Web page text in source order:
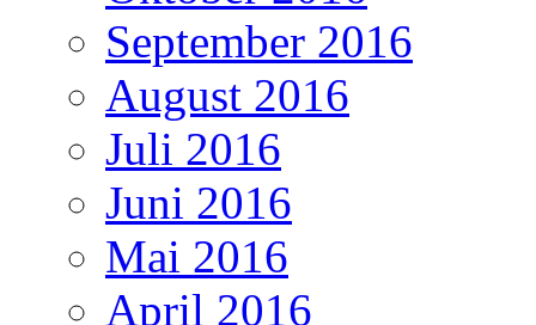
September 2016
August 2016
Juli 2016
Juni 2016
Mai 2016
April 2016